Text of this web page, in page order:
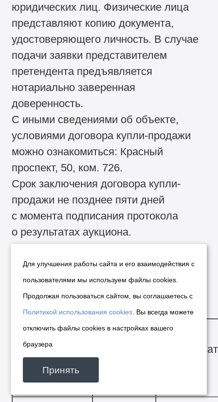
юридических лиц. Физические лица
представляют копию документа,
удостоверяющего личность. В случае
подачи заявки представителем
претендента предъявляется
нотариально заверенная
доверенность.
С иными сведениями об объекте,
условиями договора купли-продажи
можно ознакомиться: Красный
проспект, 50, ком. 726.
Срок заключения договора купли-
продажи не позднее пяти дней
с момента подписания протокола
о результатах аукциона.
Срок и порядок оплаты.
Покупателям предоставляется
рассрочка:
Адрес
объекта
Срок
Для улучшения работы сайта и его взаимодействия с
пользователями мы используем файлы cookies.
Продолжая пользоваться сайтом, вы соглашаетесь с
Политикой использования cookies . Вы всегда можете
отключить файлы cookies в настройках вашего
браузера
Принять